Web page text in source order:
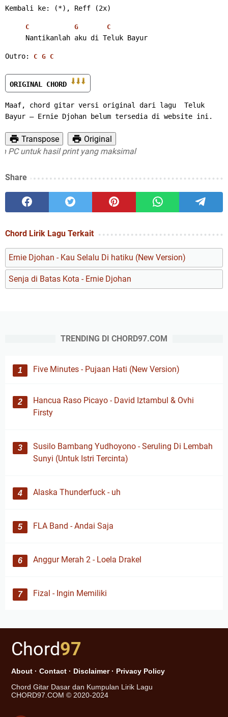
Kembali ke: (*), Reff (2x)
C G C
Nantikanlah aku di Teluk Bayur
Outro: C G C
ORIGINAL CHORD
Maaf, chord gitar versi original dari lagu  Teluk
Bayur – Ernie Djohan belum tersedia di website ini.
Transpose
Original
untuk hasil print yang maksimal
Share
Chord Lirik Lagu Terkait
Ernie Djohan - Kau Selalu Di hatiku (New Version)
Senja di Batas Kota - Ernie Djohan
TRENDING DI CHORD97.COM
Five Minutes - Pujaan Hati (New Version)
Hancua Raso Picayo - David Iztambul & Ovhi
Firsty
Susilo Bambang Yudhoyono - Seruling Di Lembah
Sunyi (Untuk Istri Tercinta)
Alaska Thunderfuck - uh
FLA Band - Andai Saja
Anggur Merah 2 - Loela Drakel
Fizal - Ingin Memiliki
Chord97
About · Contact · Disclaimer· Privacy Policy
Chord Gitar Dasar dan Kumpulan Lirik Lagu
CHORD97.COM © 2020-2024